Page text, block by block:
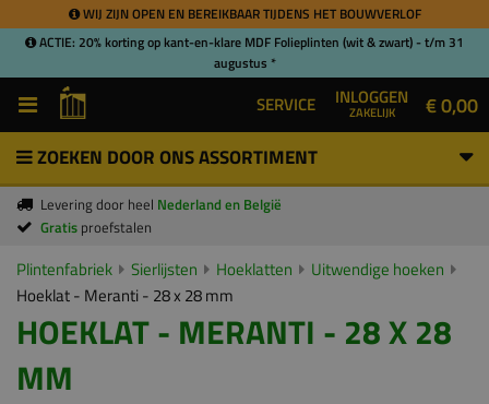
WIJ ZIJN OPEN EN BEREIKBAAR TIJDENS HET BOUWVERLOF
ACTIE: 20% korting op kant-en-klare MDF Folieplinten (wit & zwart) - t/m 31
augustus *
SERVICE INLOGGEN
ZAKELIJK € 0,00
ZOEKEN DOOR ONS ASSORTIMENT
Levering door heel Nederland en België
Gratis proefstalen
Plintenfabriek Sierlijsten Hoeklatten
Uitwendige hoeken
Hoeklat - Meranti - 28 x 28 mm
HOEKLAT - MERANTI - 28 X 28
MM